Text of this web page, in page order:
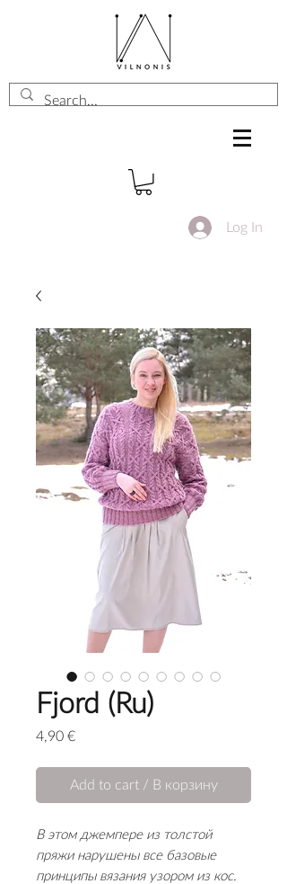
Log In
Fjord (Ru)
4,90 €Price
Add to cart / В корзину
В этом джемпере из толстой
пряжи нарушены все базовые
принципы вязания узором из кос.